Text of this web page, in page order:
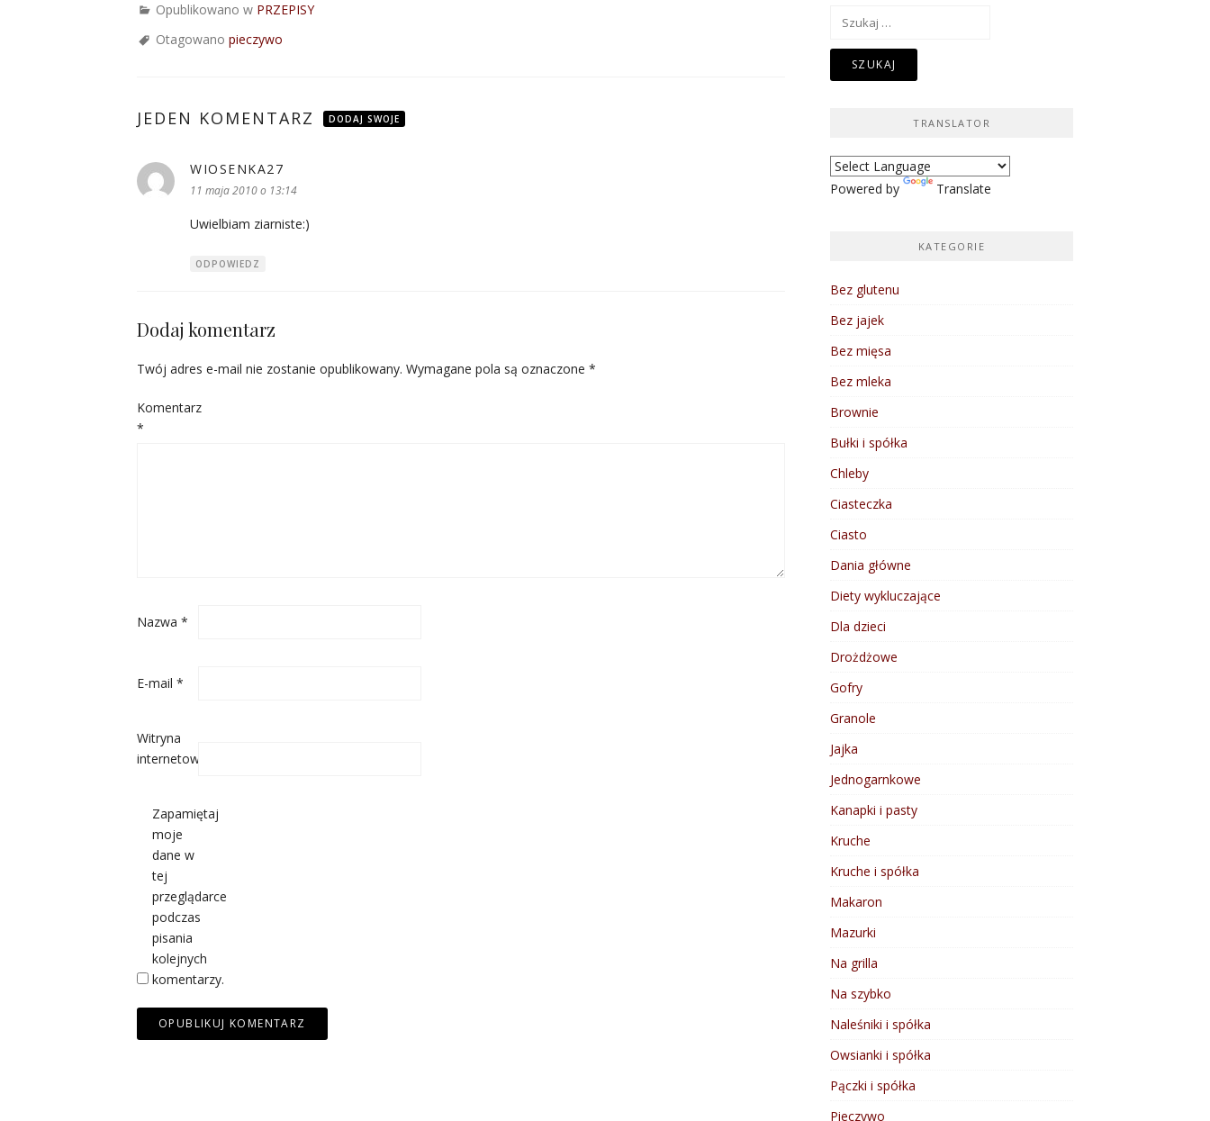
Opublikowano w PRZEPISY
Otagowano pieczywo
JEDEN KOMENTARZ DODAJ SWOJE
WIOSENKA27
11 maja 2010 o 13:14
Uwielbiam ziarniste:)
ODPOWIEDZ
Dodaj komentarz
Twój adres e-mail nie zostanie opublikowany. Wymagane pola są oznaczone *
Komentarz
*
Nazwa *
E-mail *
Witryna
internetowa
Zapamiętaj
moje
dane w
tej
przeglądarce
podczas
pisania
kolejnych
komentarzy.
Szukaj:
TRANSLATOR
Powered by Translate
KATEGORIE
Bez glutenu
Bez jajek
Bez mięsa
Bez mleka
Brownie
Bułki i spółka
Chleby
Ciasteczka
Ciasto
Dania główne
Diety wykluczające
Dla dzieci
Drożdżowe
Gofry
Granole
Jajka
Jednogarnkowe
Kanapki i pasty
Kruche
Kruche i spółka
Makaron
Mazurki
Na grilla
Na szybko
Naleśniki i spółka
Owsianki i spółka
Pączki i spółka
Pieczywo